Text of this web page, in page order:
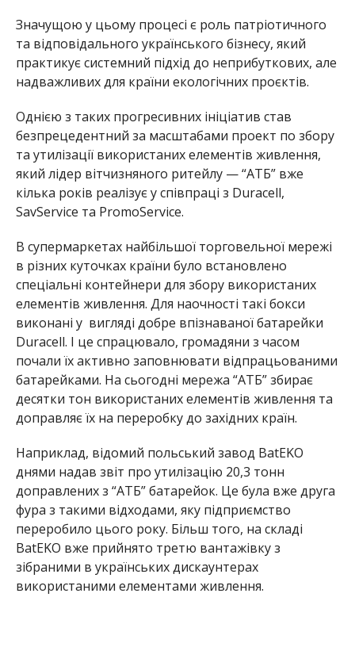
Значущою у цьому процесі є роль патріотичного
та відповідального українського бізнесу, який
практикує системний підхід до неприбуткових, але
надважливих для країни екологічних проєктів.
Однією з таких прогресивних ініціатив став
безпрецедентний за масштабами проект по збору
та утилізації використаних елементів живлення,
який лідер вітчизняного ритейлу — “АТБ” вже
кілька років реалізує у співпраці з Duracell,
SavService та PromoService.
В супермаркетах найбільшої торговельної мережі
в різних куточках країни було встановлено
спеціальні контейнери для збору використаних
елементів живлення. Для наочності такі бокси
виконані у вигляді добре впізнаваної батарейки
Duracell. І це спрацювало, громадяни з часом
почали їх активно заповнювати відпрацьованими
батарейками. На сьогодні мережа “АТБ” збирає
десятки тон використаних елементів живлення та
доправляє їх на переробку до західних країн.
Наприклад, відомий польський завод BatEKO
днями надав звіт про утилізацію 20,3 тонн
доправлених з “АТБ” батарейок. Це була вже друга
фура з такими відходами, яку підприємство
переробило цього року. Більш того, на складі
BatEKO вже прийнято третю вантажівку з
зібраними в українських дискаунтерах
використаними елементами живлення.